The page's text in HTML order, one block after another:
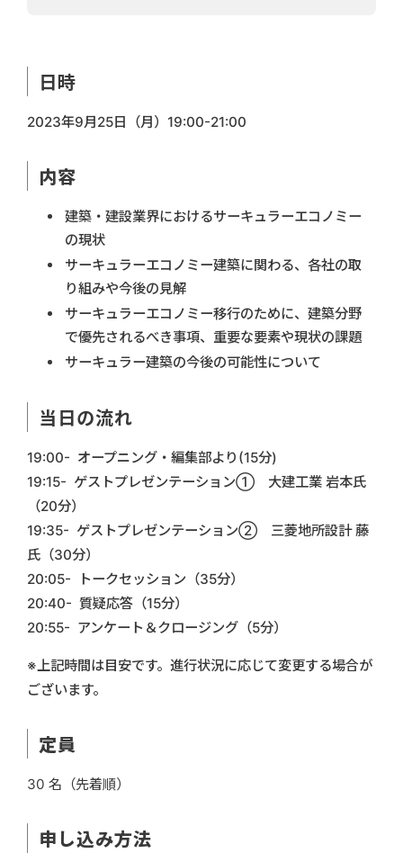
日時
2023年9月25日（月）19:00-21:00
内容
建築・建設業界におけるサーキュラーエコノミー
の現状
サーキュラーエコノミー建築に関わる、各社の取
り組みや今後の見解
サーキュラーエコノミー移行のために、建築分野
で優先されるべき事項、重要な要素や現状の課題
サーキュラー建築の今後の可能性について
当日の流れ
19:00- オープニング・編集部より(15分)
19:15- ゲストプレゼンテーション① 大建工業 岩本氏
（20分）
19:35- ゲストプレゼンテーション② 三菱地所設計 藤
氏（30分）
20:05- トークセッション（35分）
20:40- 質疑応答（15分）
20:55- アンケート＆クロージング（5分）
※上記時間は目安です。進行状況に応じて変更する場合が
ございます。
定員
30 名（先着順）
申し込み方法